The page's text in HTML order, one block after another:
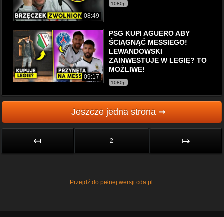
08:49
1080p
09:17
PSG KUPI AGUERO ABY
ŚCIĄGNĄĆ MESSIEGO!
LEWANDOWSKI
ZAINWESTUJE W LEGIĘ? TO
MOŻLIWE!
1080p
Jeszcze jedna strona ➞
↤ 2 ↦
Przejdź do pełnej wersji cda.pl